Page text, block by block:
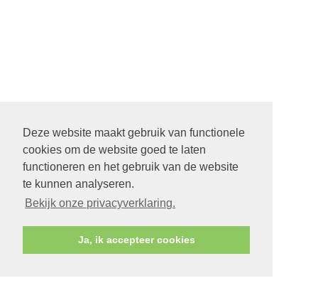
Deze website maakt gebruik van functionele
cookies om de website goed te laten
functioneren en het gebruik van de website
te kunnen analyseren.
Bekijk onze privacyverklaring.
Ja, ik accepteer cookies